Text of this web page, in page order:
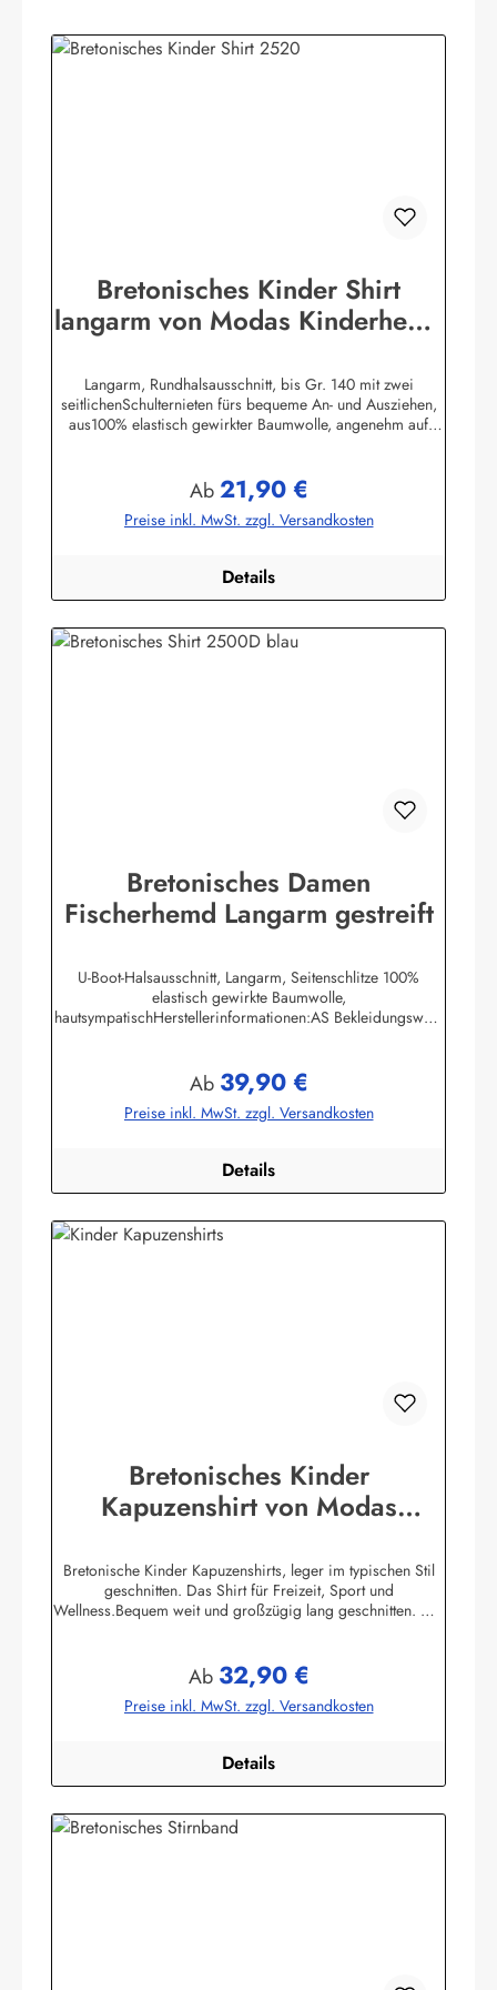
Bretonisches Kinder Shirt
langarm von Modas Kinderhemd
Langarm, Rundhalsausschnitt, bis Gr. 140 mit zwei
seitlichenSchulternieten fürs bequeme An- und Ausziehen,
aus100% elastisch gewirkter Baumwolle, angenehm auf
GmbHHeglitzer Str. 1226409 Wittmundinfo@modas-
bekleidung.de
Regulärer Preis:
Ab21,90 €
Preise inkl. MwSt. zzgl. Versandkosten
Details
Bretonisches Damen
Fischerhemd Langarm gestreift
U-Boot-Halsausschnitt, Langarm, Seitenschlitze 100%
elastisch gewirkte Baumwolle,
hautsympatischHerstellerinformationen:AS Bekleidungswerk
Regulärer Preis:
Ab 39,90 €
Preise inkl. MwSt. zzgl. Versandkosten
Details
Bretonisches Kinder
Kapuzenshirt von Modas
Bretonische Kinder Kapuzenshirts, leger im typischen Stil
geschnitten. Das Shirt für Freizeit, Sport und
Wellness.Bequem weit und großzügig lang geschnitten. Die
Ärmelbündchen, zwei praktische Seitentaschen100%
Baumwolle, herrlich elastisch gewirkt und angenehm auf der
HautBis Größe 140 ersetzen aus Sicherheitsgründen ein
den Kordelzug in der Kapuze ! Herstellerinformationen:AS
Bekleidungswerk GmbHHeglitzer Str. 1226409
Wittmundinfo@modas-bekleidung.de
Regulärer Preis:
Ab 32,90 €
Preise inkl. MwSt. zzgl. Versandkosten
Details